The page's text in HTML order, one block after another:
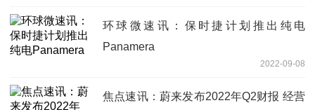
环球微速讯：保时捷计划推出纯电
Panamera
2022-09-08
焦点速讯：蔚来发布2022年Q2财报 经营